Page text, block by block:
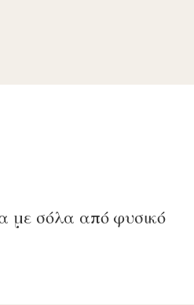
με σόλα από φυσικό